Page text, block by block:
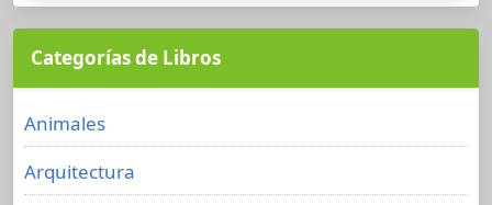
Categorías de Libros
Animales
Arquitectura